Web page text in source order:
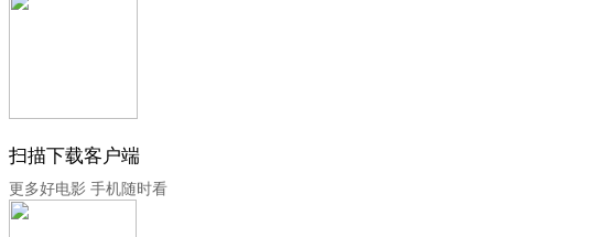
扫描下载客户端
更多好电影 手机随时看